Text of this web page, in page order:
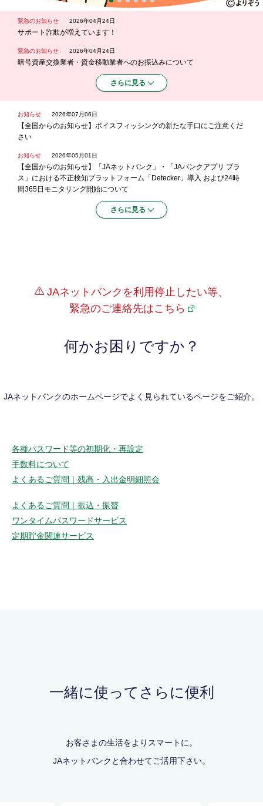
緊急のお知らせ 2026年04月24日
サポート詐欺が増えています！
緊急のお知らせ 2026年04月24日
暗号資産交換業者・資金移動業者へのお振込みについて
さらに見る
お知らせ 2026年07月06日
【全国からのお知らせ】ボイスフィッシングの新たな手口にご注意くだ
さい
お知らせ 2026年05月01日
【全国からのお知らせ】「JAネットバンク」・「JAバンクアプリ プラ
ス」における不正検知プラットフォーム「Detecker」導入 および24時
間365日モニタリング開始について
さらに見る
JAネットバンクを利用停止したい等、
緊急のご連絡先はこちら
何かお困りですか？
JAネットバンクのホームページでよく見られているページをご紹介。
各種パスワード等の初期化・再設定
手数料について
よくあるご質問｜残高・入出金明細照会
よくあるご質問｜振込・振替
ワンタイムパスワードサービス
定期貯金関連サービス
一緒に使ってさらに便利
お客さまの生活をよりスマートに。
JAネットバンクと合わせてご活用下さい。